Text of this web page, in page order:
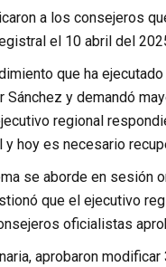
a los consejeros
el 10 abril del
que ha
y demandó
regional
hoy es necesario
se aborde en
que el ejecutivo
oficialistas
aprobaron